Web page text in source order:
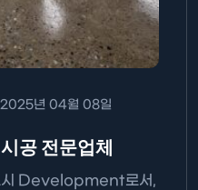
2025년 04월 08일
공 전문업체
시 Development로서,